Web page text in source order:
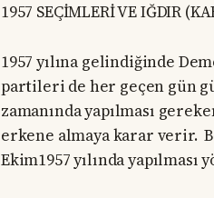
1957 SEÇİMLERİ VE IĞDIR
1957 yılına gelindiğinde
partileri de her geçen gün
zamanında yapılması
erkene almaya karar verir.
Ekim1957 yılında yapılması